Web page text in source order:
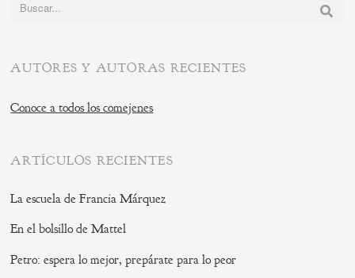
Buscar:
AUTORES Y AUTORAS RECIENTES
Conoce a todos los comejenes
ARTÍCULOS RECIENTES
La escuela de Francia Márquez
En el bolsillo de Mattel
Petro: espera lo mejor, prepárate para lo peor